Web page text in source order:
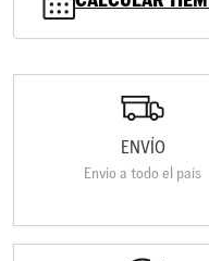
ENVÍO
Envio a todo el país